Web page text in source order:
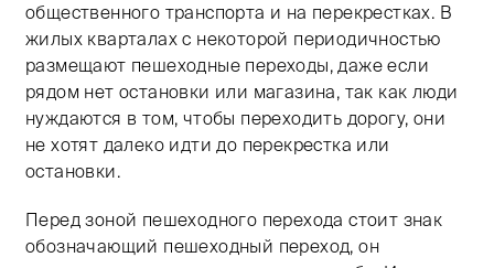
общественного транспорта и на перекрестках. В
жилых кварталах с некоторой периодичностью
размещают пешеходные переходы, даже если
рядом нет остановки или магазина, так как люди
нуждаются в том, чтобы переходить дорогу, они
не хотят далеко идти до перекрестка или
остановки.
Перед зоной пешеходного перехода стоит знак
обозначающий пешеходный переход, он